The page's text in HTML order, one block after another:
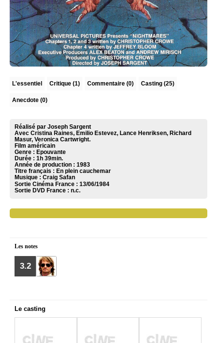
L'essentiel Critique (1) Commentaire (0) Casting (25)
Anecdote (0)
Réalisé par Joseph Sargent
Avec Cristina Raines, Emilio Estevez, Lance Henriksen, Richard
Masur, Veronica Cartwright.
Film américain
Genre : Epouvante
Durée : 1h 39min.
Année de production : 1983
Titre français : En plein cauchemar
Musique : Craig Safan
Sortie Cinéma France : 13/06/1984
Sortie DVD France : n.c.
Les notes
3.2
Le casting